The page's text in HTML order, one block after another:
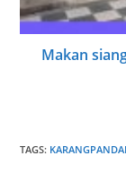
Makan
TAGS: